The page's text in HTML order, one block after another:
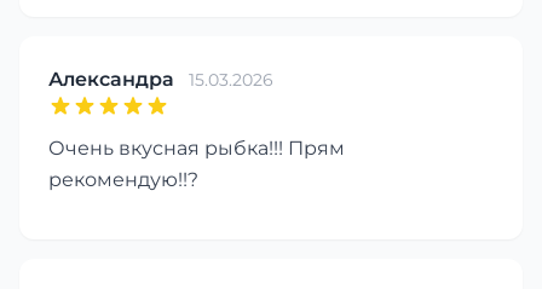
Александра 15.03.2026
Очень вкусная рыбка!!! Прям
рекомендую!!?